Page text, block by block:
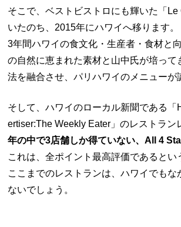
そこで、ベストビストロにも輝いた「
いたのち、2015年にハワイへ移ります。
3年間ハワイの食文化・生産者・食材と
の自然に恵まれた素材と山中氏が培って
法を融合させ、パリハワイのメニューが
そして、ハワイのローカル新聞である「
ertiser:The Weekly Eater」のレストラン
年の中で3店舗しか得ていない、All 4
これは、全ポイント最高評価であるとい
ここまでのレストランは、ハワイでもな
ないでしょう。